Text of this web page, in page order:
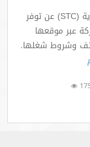
تعلن شركة الاتصالات السعودية (STC) عن توفر
عبر موقعها
وشروط شغلها.